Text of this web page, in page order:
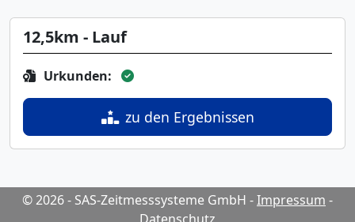
12,5km - Lauf
Urkunden:
zu den Ergebnissen
© 2026 - SAS-Zeitmesssysteme GmbH -Impressum -